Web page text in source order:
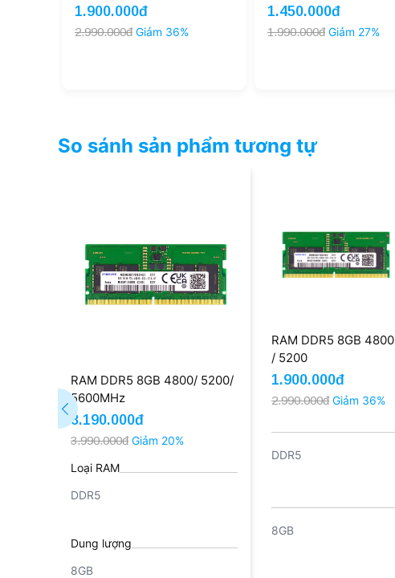
1.900.000đ
2.990.000đ Giảm 36%
1.450.000đ
1.990.000đ Giảm 27%
So sánh sản phẩm tương tự
RAM DDR5 8GB 4800/ 5200/
5600MHz
3.190.000đ
3.990.000đ Giảm 20%
Loại RAM
DDR5
Dung lượng
8GB
RAM DDR5 8GB 4800
/ 5200
1.900.000đ
2.990.000đ Giảm 36%
DDR5
8GB